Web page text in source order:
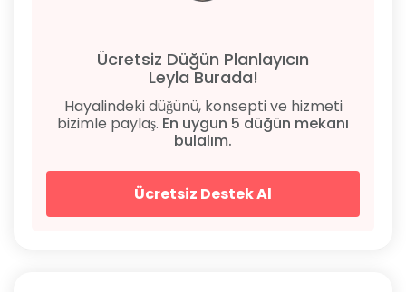
Ücretsiz Düğün Planlayıcın
Leyla Burada!
Hayalindeki düğünü, konsepti ve hizmeti
bizimle paylaş. En uygun 5 düğün mekanı
bulalım.
Ücretsiz Destek Al